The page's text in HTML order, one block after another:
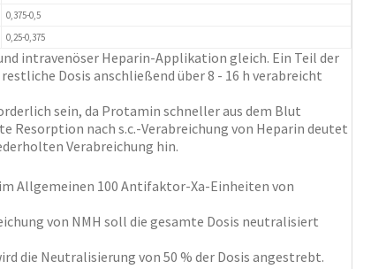
0,375-0,5
0,25-0,375
intravenöser Heparin-Applikation gleich. Ein Teil der
Dosis anschließend über 8 - 16 h verabreicht
sein, da Protamin schneller aus dem Blut
Resorption nach s.c.-Verabreichung von Heparin deutet
Verabreichung hin.
Allgemeinen 100 Antifaktor-Xa-Einheiten von
von NMH soll die gesamte Dosis neutralisiert
die Neutralisierung von 50 % der Dosis angestrebt.